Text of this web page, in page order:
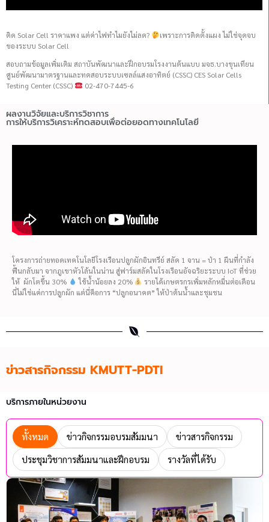
ติด Solar Cell ราคาแพง แต่ค่าไฟทำไมยังไม่ลด?
เพราะการติดตั้งแผง ไม่ใช่จุดจบ
ของระบบ Solar Cell
สอบถามข้อมูลเพิ่มเติม สถาบันพัฒนาและฝึกอบรมโรงงานต้นแบบ มจธ.บางขุนเทียน
ศูนย์พัฒนามาตรฐานและทดสอบระบบเซลล์แสงอาทิตย์ (CSSC) CES Solar Cells
Testing Center (CSSC)
02-470-7445-6
ผลงานวิจัยและบริการวิชาการ
การให้บริการวิเคราะห์ทดสอบเพื่อต่อยอดทางเทคโนโลยี
โครงการถ่ายทอดเทคโนโลยีโรงเรือนปลูกผักอินทรีย์ สลัด 1 จาน = ป่า 1 ผืนที่กำลัง
ฟื้นกลับมา จากภูเขาหัวโล้นในน่าน สู่ฟาร์มสลัดในโรงเรือนอัจฉริยะระบบ IoT ที่ช่วย
ให้ ผักโตขึ้น 30%
ใช้น้ำน้อยลง 20%
รายได้เกษตรกรเพิ่มหลักหมื่นต่อเดือน
นี่ไม่ใช่แค่การปลูกผัก แต่นี่คือการ “ปลูกอนาคต” ให้ป่าต้นน้ำและชุมชน
ข่าวสารกิจกรรม KMUTT-PDTI
บริการภายในหน่วยงาน
ทั้งหมด ข่าวกิจกรรมอบรมสัมมนา
ข่าวสารกิจกรรม
ประชุมวิชาการสัมมนาและฝึกอบรม
รางวัลที่ได้รับ